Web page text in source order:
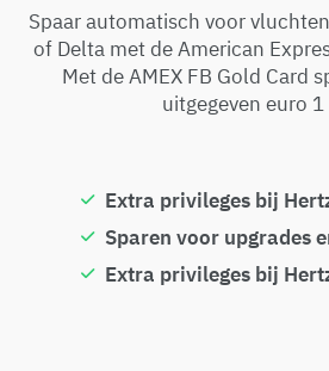
Spaar automatisch voor
of Delta met de American
Met de AMEX FB Gold Card
uitgegeven euro
Extra privileges bij
Sparen voor upgrades
Extra privileges bij